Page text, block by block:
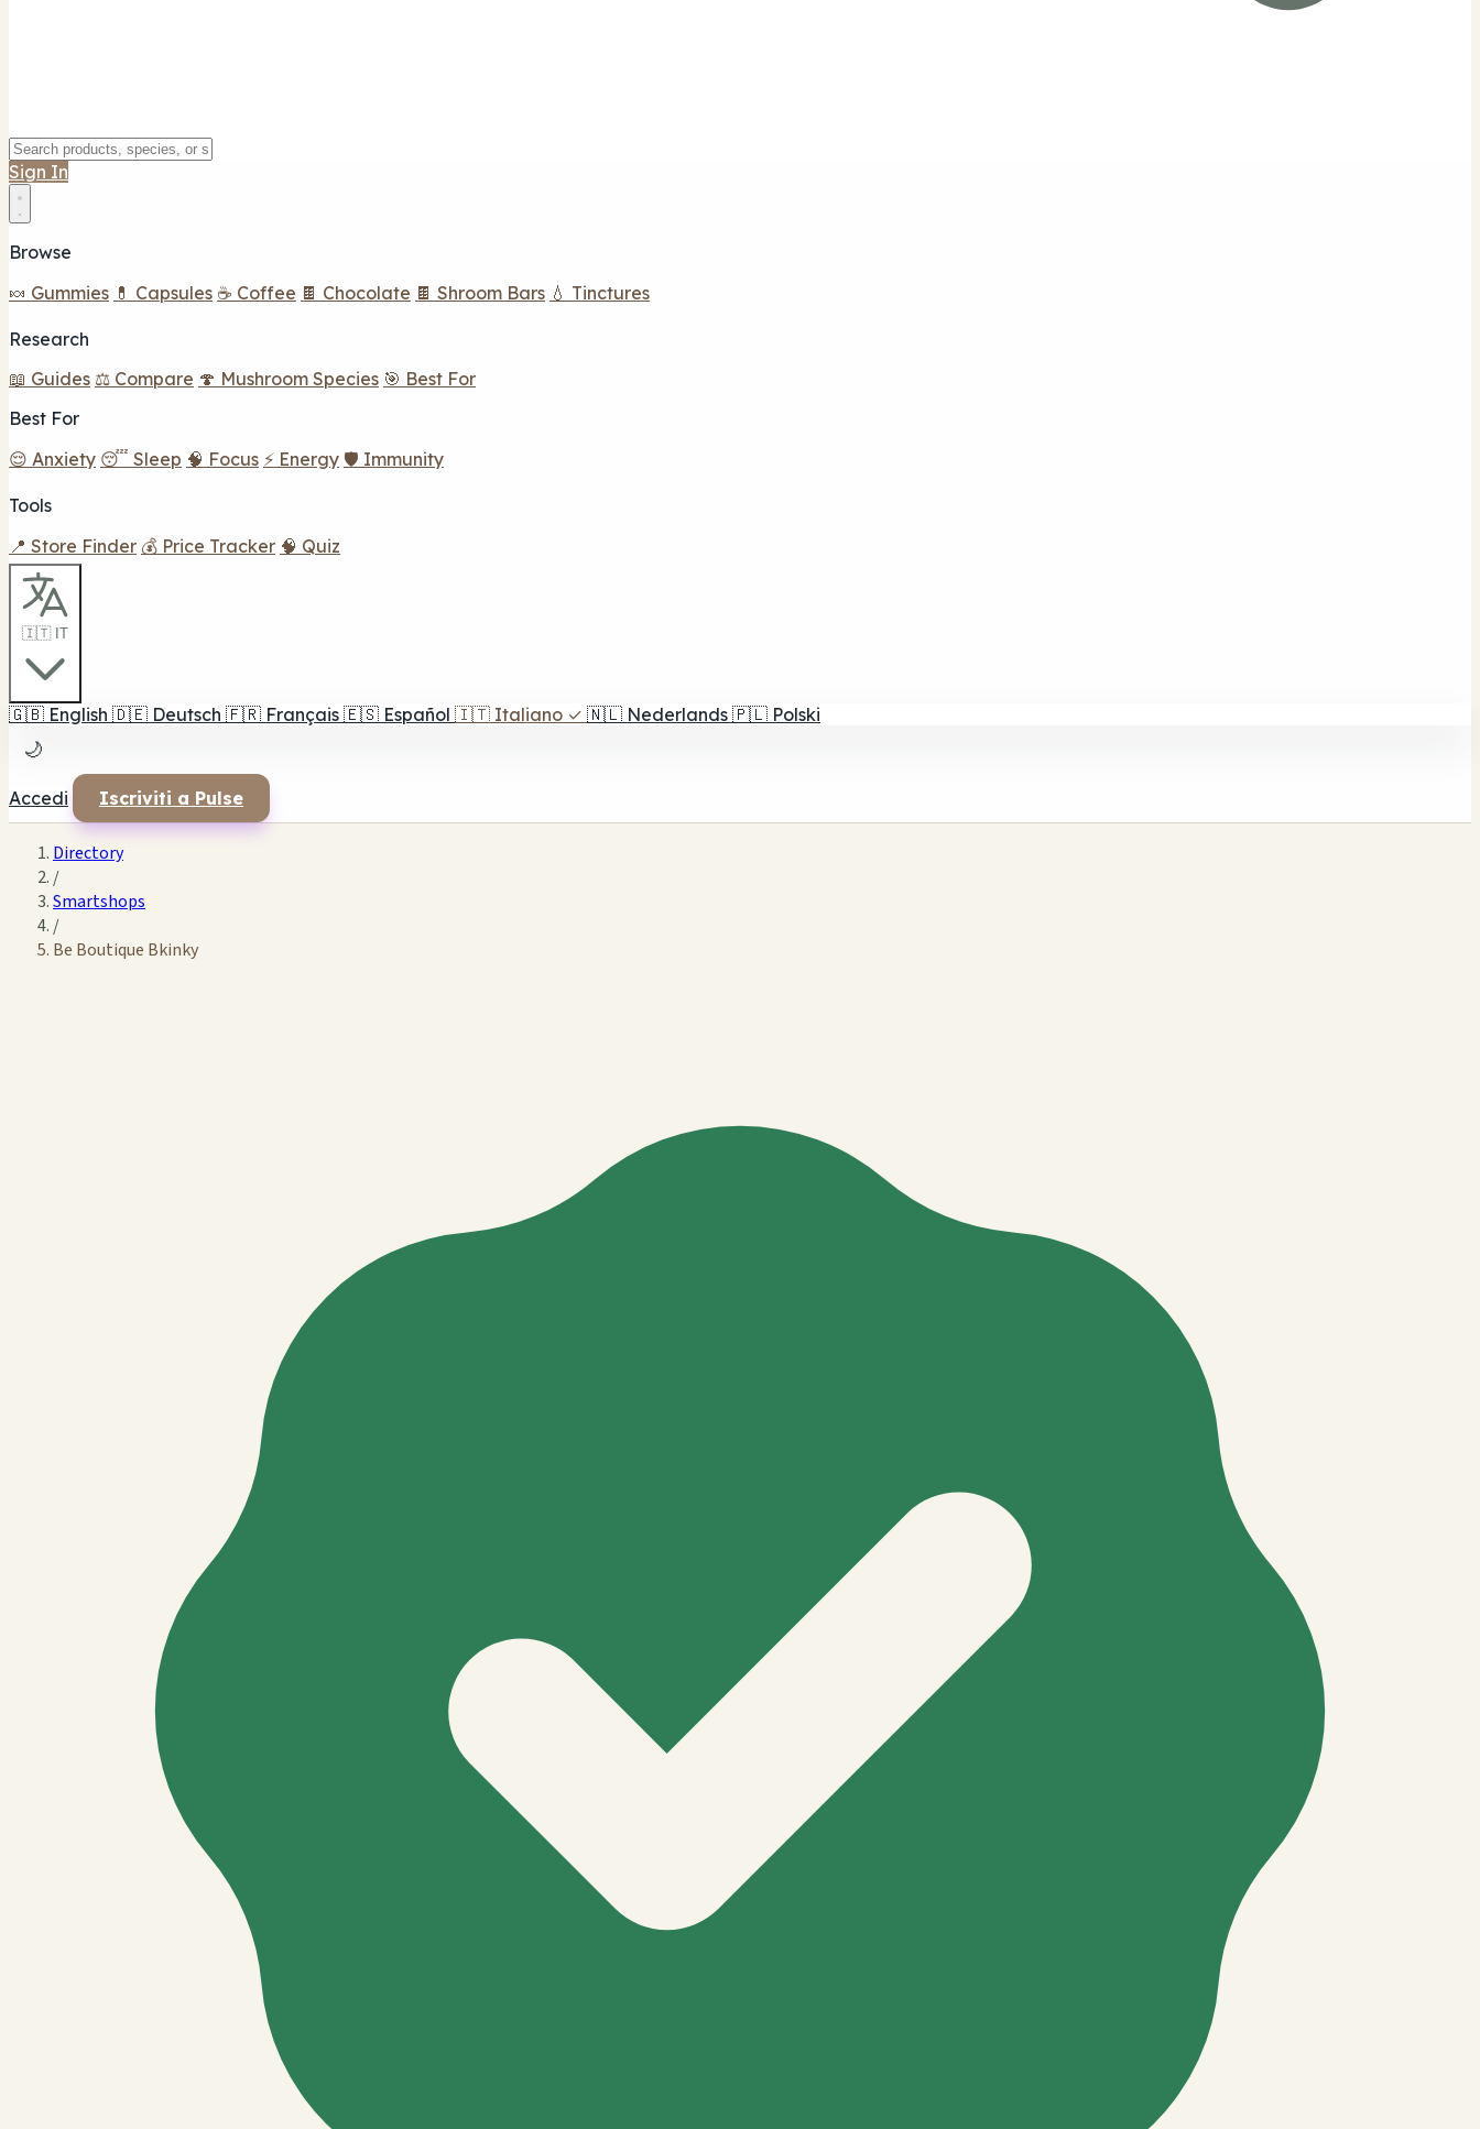
Sign In
Browse
🍬 Gummies 💊 Capsules ☕ Coffee 🍫 Chocolate 🍫 Shroom Bars 💧 Tinctures
Research
📖 Guides ⚖️ Compare 🍄 Mushroom Species 🎯 Best For
Best For
😌 Anxiety 😴 Sleep 🧠 Focus ⚡ Energy 🛡️ Immunity
Tools
📍 Store Finder 💰 Price Tracker 🧠 Quiz
🇮🇹 IT
🇬🇧 English 🇩🇪 Deutsch 🇫🇷 Français 🇪🇸 Español 🇮🇹 Italiano ✓ 🇳🇱 Nederlands 🇵🇱 Polski
🌙
Accedi Iscriviti a Pulse
Directory
/
Smartshops
/
Be Boutique Bkinky